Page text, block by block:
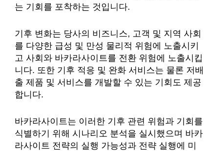
는 기회를 포착하는 것입니다.
기후 변화는 당사의 비즈니스, 고객 및 지역 사회
를 다양한 급성 및 만성 물리적 위험에 노출시키
고 사회와 바카라사이트를 전환 위험에 노출시킵
니다. 또한 기후 적응 및 완화 서비스는 물론 저배
출 제품 및 서비스를 개발할 수 있는 기회도 제공
합니다.
바카라사이트는 이러한 기후 관련 위험과 기회를
식별하기 위해 시나리오 분석을 실시했으며 바카
라사이트 전략의 실행 가능성과 전략 실행에 미